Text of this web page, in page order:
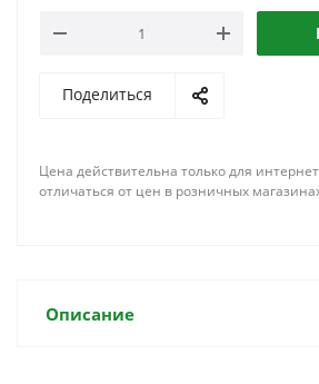
Поделиться
Цена действительна только для
отличаться от цен в розничных
Описание